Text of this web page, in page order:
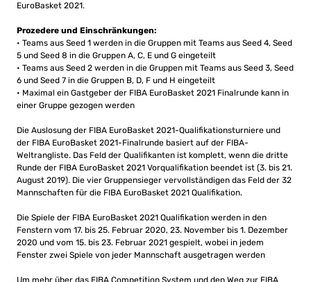
EuroBasket 2021.
Prozedere und Einschränkungen:
• Teams aus Seed 1 werden in die Gruppen mit Teams aus Seed 4, Seed
5 und Seed 8 in die Gruppen A, C, E und G eingeteilt
• Teams aus Seed 2 werden in die Gruppen mit Teams aus Seed 3, Seed
6 und Seed 7 in die Gruppen B, D, F und H eingeteilt
• Maximal ein Gastgeber der FIBA ​​EuroBasket 2021 Finalrunde kann in
einer Gruppe gezogen werden
Die Auslosung der FIBA ​​EuroBasket 2021-Qualifikationsturniere und
der FIBA ​​EuroBasket 2021-Finalrunde basiert auf der FIBA-
Weltrangliste. Das Feld der Qualifikanten ist komplett, wenn die dritte
Runde der FIBA ​​EuroBasket 2021 Vorqualifikation beendet ist (3. bis 21.
August 2019). Die vier Gruppensieger vervollständigen das Feld der 32
Mannschaften für die FIBA ​​EuroBasket 2021 Qualifikation.
Die Spiele der FIBA ​​EuroBasket 2021 Qualifikation werden in den
Fenstern vom 17. bis 25. Februar 2020, 23. November bis 1. Dezember
2020 und vom 15. bis 23. Februar 2021 gespielt, wobei in jedem
Fenster zwei Spiele von jeder Mannschaft ausgetragen werden
Um mehr über das FIBA ​​Competition System und den Weg zur FIBA ​​